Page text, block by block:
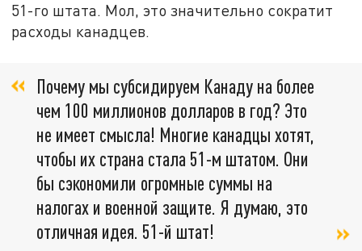
51-го штата. Мол, это значительно сократит
расходы канадцев.
Почему мы субсидируем Канаду на более
чем 100 миллионов долларов в год? Это
не имеет смысла! Многие канадцы хотят,
чтобы их страна стала 51-м штатом. Они
бы сэкономили огромные суммы на
налогах и военной защите. Я думаю, это
отличная идея. 51-й штат!